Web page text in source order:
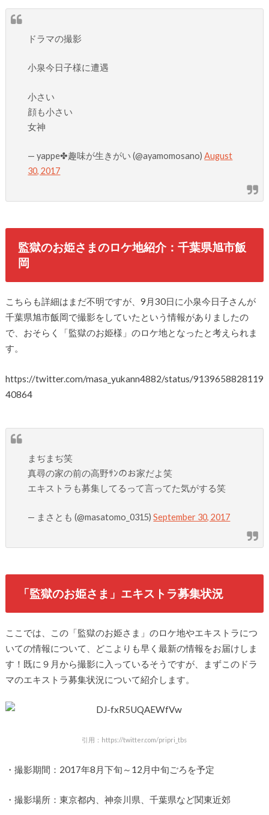
ドラマの撮影
小泉今日子様に遭遇
小さい
顔も小さい
女神
— yappe✤趣味が生きがい (@ayamomosano)August
30, 2017
監獄のお姫さまのロケ地紹介：千葉県旭市飯
岡
こちらも詳細はまだ不明ですが、9月30日に小泉今日子さんが
千葉県旭市飯岡で撮影をしていたという情報がありましたの
で、おそらく「監獄のお姫様」のロケ地となったと考えられま
す。
https://twitter.com/masa_yukann4882/status/9139658828119
40864
まぢまぢ笑
真尋の家の前の高野ｻﾝのお家だよ笑
エキストラも募集してるって言ってた気がする笑
— まさとも (@masatomo_0315)September 30, 2017
「監獄のお姫さま」エキストラ募集状況
ここでは、この「監獄のお姫さま」のロケ地やエキストラにつ
いての情報について、どこよりも早く最新の情報をお届けしま
す！既に９月から撮影に入っているそうですが、まずこのドラ
マのエキストラ募集状況について紹介します。
引用：https://twitter.com/pripri_tbs
・撮影期間：2017年8月下旬～12月中旬ごろを予定
・撮影場所：東京都内、神奈川県、千葉県など関東近郊